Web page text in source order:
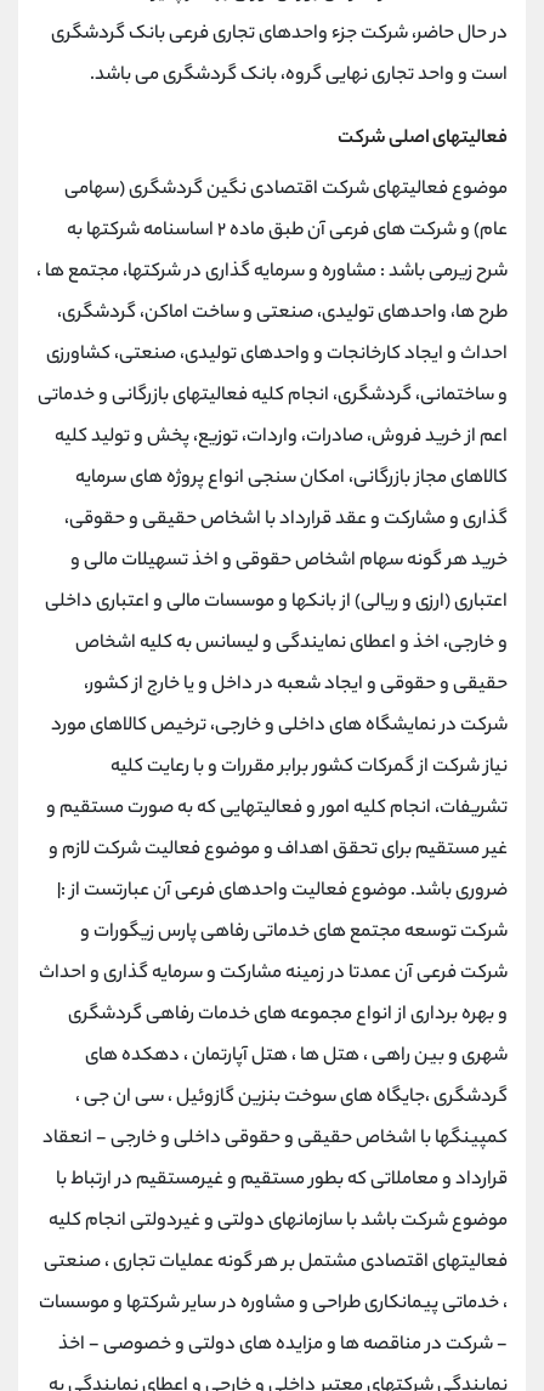
در حال حاضر، شرکت جزء واحدهای تجاری فرعی بانک گردشگری
است و واحد تجاری نهایی گروه، بانک گردشگری می باشد.
فعالیتهای اصلی شرکت
موضوع فعالیتهای شرکت اقتصادی نگین گردشگری (سهامی
عام) و شرکت های فرعی آن طبق ماده ۲ اساسنامه شرکتها به
شرح زیرمی باشد : مشاوره و سرمایه گذاری در شرکتها، مجتمع ها ،
طرح ها، واحدهای تولیدی، صنعتی و ساخت اماکن، گردشگری،
احداث و ایجاد کارخانجات و واحدهای تولیدی، صنعتی، کشاورزی
و ساختمانی، گردشگری، انجام کلیه فعالیتهای بازرگانی و خدماتی
اعم از خرید فروش، صادرات، واردات، توزیع، پخش و تولید کلیه
کالاهای مجاز بازرگانی، امکان سنجی انواع پروژه های سرمایه
گذاری و مشارکت و عقد قرارداد با اشخاص حقیقی و حقوقی،
خرید هر گونه سهام اشخاص حقوقی و اخذ تسهیلات مالی و
اعتباری (ارزی و ریالی) از بانکها و موسسات مالی و اعتباری داخلی
و خارجی، اخذ و اعطای نمایندگی و لیسانس به کلیه اشخاص
حقیقی و حقوقی و ایجاد شعبه در داخل و یا خارج از کشور،
شرکت در نمایشگاه های داخلی و خارجی، ترخیص کالاهای مورد
نیاز شرکت از گمرکات کشور برابر مقررات و با رعایت کلیه
تشریفات، انجام کلیه امور و فعالیتهایی که به صورت مستقیم و
غیر مستقیم برای تحقق اهداف و موضوع فعالیت شرکت لازم و
ضروری باشد. موضوع فعالیت واحدهای فرعی آن عبارتست از :|
شرکت توسعه مجتمع های خدماتی رفاهی پارس زیگورات و
شرکت فرعی آن عمدتا در زمینه مشارکت و سرمایه گذاری و احداث
و بهره برداری از انواع مجموعه های خدمات رفاهی گردشگری
شهری و بین راهی ، هتل ها ، هتل آپارتمان ، دهکده های
گردشگری ،جایگاه های سوخت بنزین گازوئیل ، سی ان جی ،
کمپینگها با اشخاص حقیقی و حقوقی داخلی و خارجی - انعقاد
قرارداد و معاملاتی که بطور مستقیم و غیرمستقیم در ارتباط با
موضوع شرکت باشد با سازمانهای دولتی و غیردولتی انجام کلیه
فعالیتهای اقتصادی مشتمل بر هر گونه عملیات تجاری ، صنعتی
، خدماتی پیمانکاری طراحی و مشاوره در سایر شرکتها و موسسات
- شرکت در مناقصه ها و مزایده های دولتی و خصوصی - اخذ